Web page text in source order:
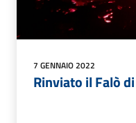
7 GENNAIO 2022
Rinviato il Falò